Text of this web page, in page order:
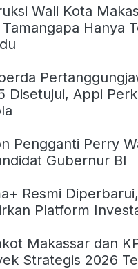
Wali Kota
Tamangapa Hanya
Disetujui, Appi
Pengganti Perry
Gubernur BI
Resmi
Platform
Makassar dan
Strategis 2026